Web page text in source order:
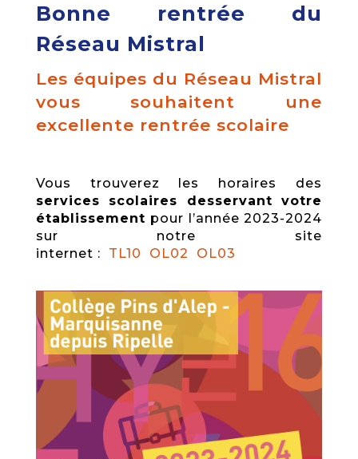
Bonne rentrée du
Réseau Mistral
Les équipes du Réseau Mistral
vous souhaitent une
excellente rentrée scolaire
Vous trouverez les horaires des
services scolaires desservant votre
établissement pour l’année 2023-2024
sur notre site
internet : TL10 OL02 OL03